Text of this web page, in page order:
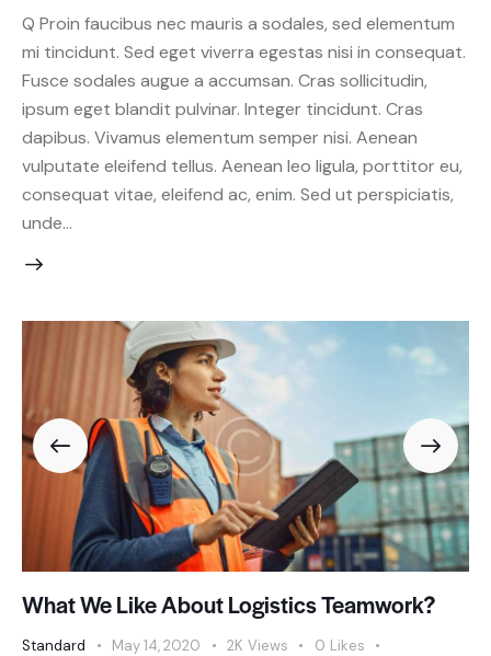
Q Proin faucibus nec mauris a sodales, sed elementum
mi tincidunt. Sed eget viverra egestas nisi in consequat.
Fusce sodales augue a accumsan. Cras sollicitudin,
ipsum eget blandit pulvinar. Integer tincidunt. Cras
dapibus. Vivamus elementum semper nisi. Aenean
vulputate eleifend tellus. Aenean leo ligula, porttitor eu,
consequat vitae, eleifend ac, enim. Sed ut perspiciatis,
unde…
What We Like About Logistics Teamwork?
Standard May 14, 2020 2K Views 0 Likes